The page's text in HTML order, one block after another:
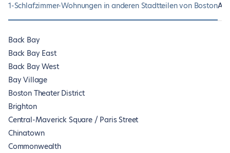
1-Schlafzimmer-Wohnungen in anderen Stadtteilen von Boston
Back Bay
Back Bay East
Back Bay West
Bay Village
Boston Theater District
Brighton
Central-Maverick Square / Paris Street
Chinatown
Commonwealth